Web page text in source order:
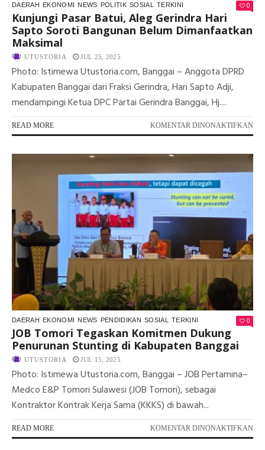
DAERAH EKONOMI NEWS POLITIK SOSIAL TERKINI 0
Kunjungi Pasar Batui, Aleg Gerindra Hari
Sapto Soroti Bangunan Belum Dimanfaatkan
Maksimal
UTUSTORIA JUL 25, 2025
Photo: Istimewa Utustoria.com, Banggai – Anggota DPRD
Kabupaten Banggai dari Fraksi Gerindra, Hari Sapto Adji,
mendampingi Ketua DPC Partai Gerindra Banggai, Hj....
READ MORE KOMENTAR DINONAKTIFKAN
DAERAH EKONOMI NEWS PENDIDIKAN SOSIAL TERKINI 0
JOB Tomori Tegaskan Komitmen Dukung
Penurunan Stunting di Kabupaten Banggai
UTUSTORIA JUL 15, 2025
Photo: Istimewa Utustoria.com, Banggai – JOB Pertamina–
Medco E&P Tomori Sulawesi (JOB Tomori), sebagai
Kontraktor Kontrak Kerja Sama (KKKS) di bawah...
READ MORE KOMENTAR DINONAKTIFKAN
JOB